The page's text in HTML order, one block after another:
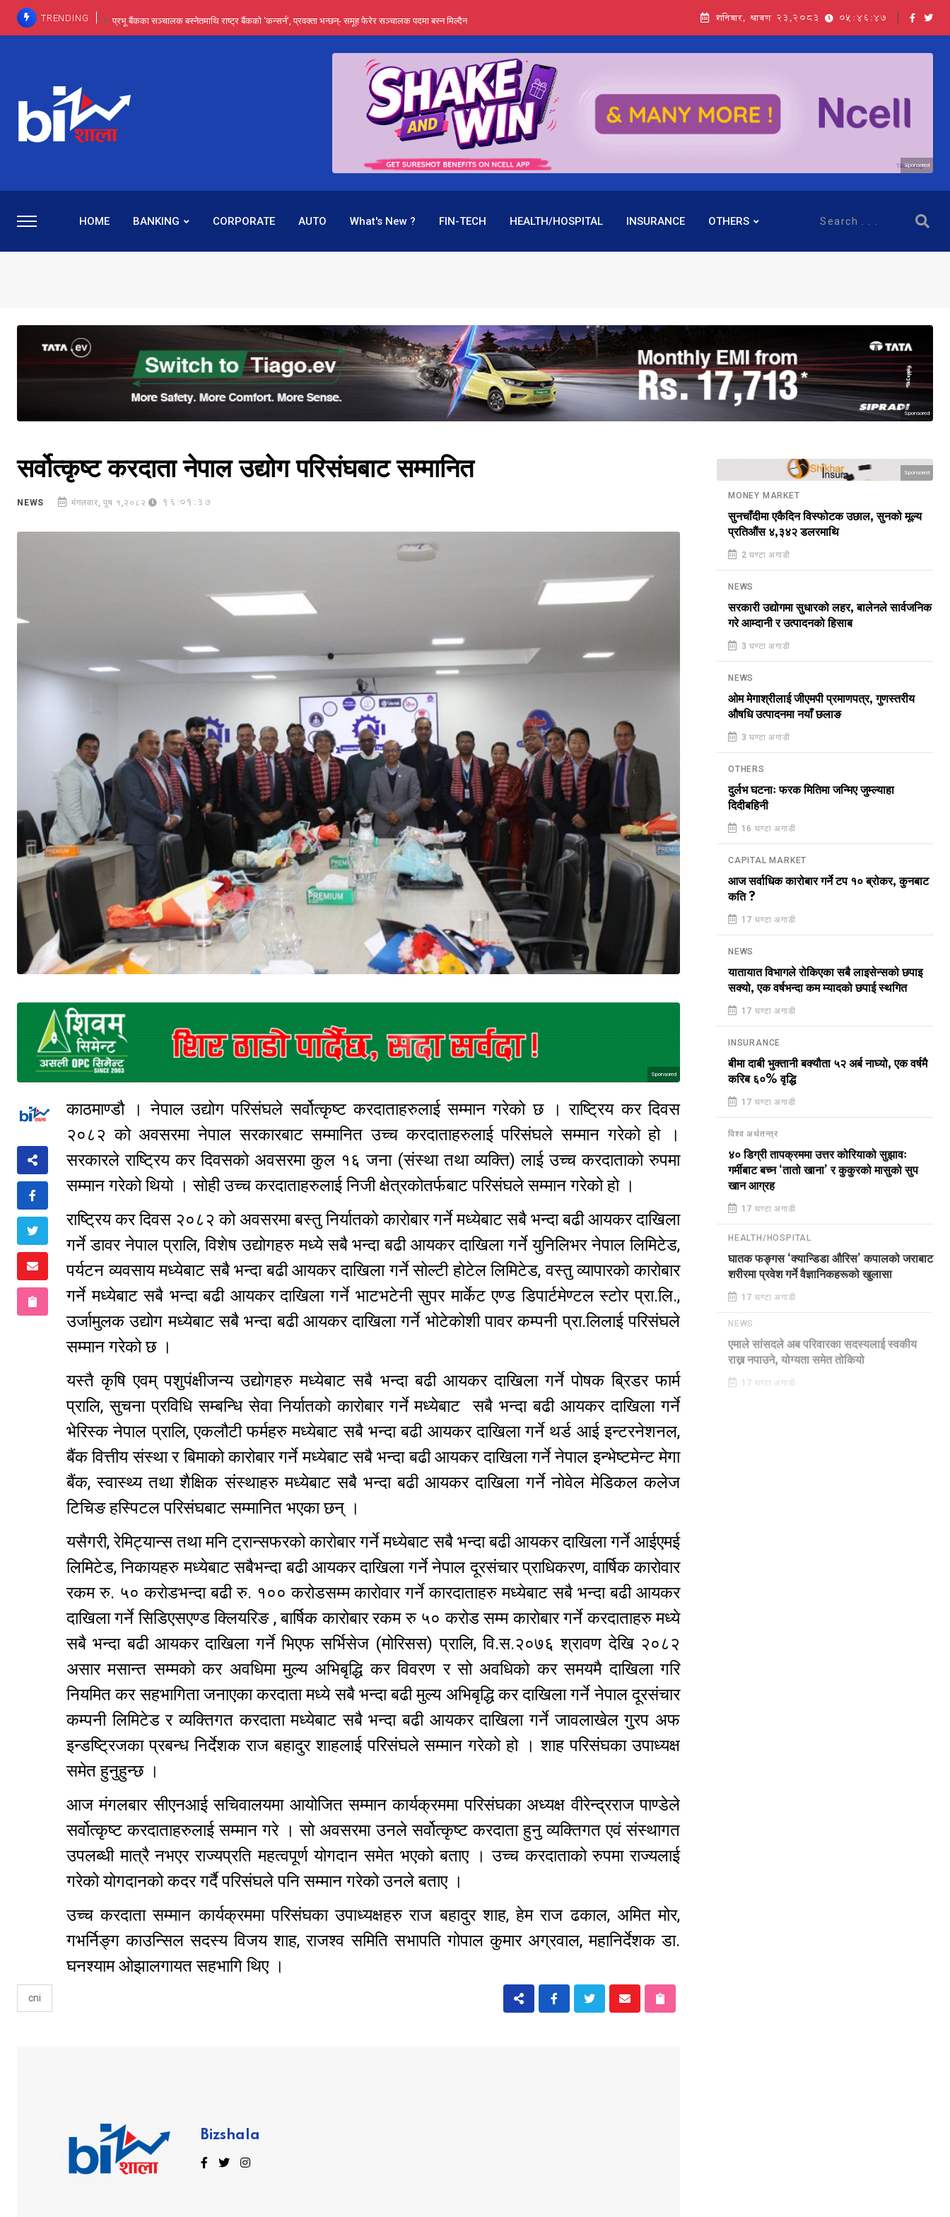
TRENDING प्रभू बैंकका सञ्चालक बस्नेतमाथि राष्ट्र बैंकको ‘कन्सर्न’, प्रवक्ता भन्छन्- समूह फेरेर सञ्चालक पदमा बस्न मिल्दैन
प्रभू बैंकमा सेञ्चुरीबाट आएका कर्मचारीमाथि हदैसम्मको विभेदः एउटै पदमा दुई थरि तलब, वर्षमै ९२ हजार घाटा !
कमाइमा गरिमाको दमदार छलाङ, सेयरधनीलाई २० प्रतिशत लाभांश दिने क्षमता
प्रभु बैंकमा रमिता : सर्वसाधारणबाट छिरेका बस्नेत संस्थापक बनेर निरन्तर, राष्ट्र बैंक किन मौन ?
शनिबार, श्रावण २३,२०८३ 05:46:49
Sponsored
HOME BANKING CORPORATE AUTO What's New ? FIN-TECH HEALTH/HOSPITAL INSURANCE OTHERS
Sponsored
सर्वोत्कृष्ट करदाता नेपाल उद्योग परिसंघबाट सम्मानित
NEWS मंगलवार, पुष १,२०८२ 16:01:37
Sponsored
काठमाण्डौ । नेपाल उद्योग परिसंघले सर्वोत्कृष्ट करदाताहरुलाई सम्मान गरेको छ । राष्ट्रिय कर दिवस
२०८२ को अवसरमा नेपाल सरकारबाट सम्मानित उच्च करदाताहरुलाई परिसंघले सम्मान गरेको हो ।
सरकारले राष्ट्रिय कर दिवसको अवसरमा कुल १६ जना (संस्था तथा व्यक्ति) लाई उच्च करदाताको रुपमा
सम्मान गरेको थियो । सोही उच्च करदाताहरुलाई निजी क्षेत्रकोतर्फबाट परिसंघले सम्मान गरेको हो ।
राष्ट्रिय कर दिवस २०८२ को अवसरमा बस्तु निर्यातको कारोबार गर्ने मध्येबाट सबै भन्दा बढी आयकर दाखिला
गर्ने डावर नेपाल प्रालि, विशेष उद्योगहरु मध्ये सबै भन्दा बढी आयकर दाखिला गर्ने युनिलिभर नेपाल लिमिटेड,
पर्यटन व्यवसाय मध्येबाट सबै भन्दा बढी आयकर दाखिला गर्ने सोल्टी होटेल लिमिटेड, वस्तु व्यापारको कारोबार
गर्ने मध्येबाट सबै भन्दा बढी आयकर दाखिला गर्ने भाटभटेनी सुपर मार्केट एण्ड डिपार्टमेण्टल स्टोर प्रा.लि.,
उर्जामुलक उद्योग मध्येबाट सबै भन्दा बढी आयकर दाखिला गर्ने भोटेकोशी पावर कम्पनी प्रा.लिलाई परिसंघले
सम्मान गरेको छ ।
यस्तै कृषि एवम् पशुपंक्षीजन्य उद्योगहरु मध्येबाट सबै भन्दा बढी आयकर दाखिला गर्ने पोषक ब्रिडर फार्म
प्रालि, सुचना प्रविधि सम्बन्धि सेवा निर्यातको कारोबार गर्ने मध्येबाट सबै भन्दा बढी आयकर दाखिला गर्ने
भेरिस्क नेपाल प्रालि, एकलौटी फर्महरु मध्येबाट सबै भन्दा बढी आयकर दाखिला गर्ने थर्ड आई इन्टरनेशनल,
बैंक वित्तीय संस्था र बिमाको कारोबार गर्ने मध्येबाट सबै भन्दा बढी आयकर दाखिला गर्ने नेपाल इन्भेष्टमेन्ट मेगा
बैंक, स्वास्थ्य तथा शैक्षिक संस्थाहरु मध्येबाट सबै भन्दा बढी आयकर दाखिला गर्ने नोवेल मेडिकल कलेज
टिचिङ हस्पिटल परिसंघबाट सम्मानित भएका छन् ।
यसैगरी, रेमिट्यान्स तथा मनि ट्रान्सफरको कारोबार गर्ने मध्येबाट सबै भन्दा बढी आयकर दाखिला गर्ने आईएमई
लिमिटेड, निकायहरु मध्येबाट सबैभन्दा बढी आयकर दाखिला गर्ने नेपाल दूरसंचार प्राधिकरण, वार्षिक कारोवार
रकम रु. ५० करोडभन्दा बढी रु. १०० करोडसम्म कारोवार गर्ने कारदाताहरु मध्येबाट सबै भन्दा बढी आयकर
दाखिला गर्ने सिडिएसएण्ड क्लियरिङ , बार्षिक कारोबार रकम रु ५० करोड सम्म कारोबार गर्ने करदाताहरु मध्ये
सबै भन्दा बढी आयकर दाखिला गर्ने भिएफ सर्भिसेज (मोरिसस) प्रालि, वि.स.२०७६ श्रावण देखि २०८२
असार मसान्त सम्मको कर अवधिमा मुल्य अभिबृद्धि कर विवरण र सो अवधिको कर समयमै दाखिला गरि
नियमित कर सहभागिता जनाएका करदाता मध्ये सबै भन्दा बढी मुल्य अभिबृद्धि कर दाखिला गर्ने नेपाल दूरसंचार
कम्पनी लिमिटेड र व्यक्तिगत करदाता मध्येबाट सबै भन्दा बढी आयकर दाखिला गर्ने जावलाखेल गु्रप अफ
इन्डष्ट्रिजका प्रबन्ध निर्देशक राज बहादुर शाहलाई परिसंघले सम्मान गरेको हो । शाह परिसंघका उपाध्यक्ष
समेत हुनुहुन्छ ।
आज मंगलबार सीएनआई सचिवालयमा आयोजित सम्मान कार्यक्रममा परिसंघका अध्यक्ष वीरेन्द्रराज पाण्डेले
सर्वोत्कृष्ट करदाताहरुलाई सम्मान गरे । सो अवसरमा उनले सर्वोत्कृष्ट करदाता हुनु व्यक्तिगत एवं संस्थागत
उपलब्धी मात्रै नभएर राज्यप्रति महत्वपूर्ण योगदान समेत भएको बताए । उच्च करदाताको रुपमा राज्यलाई
गरेको योगदानको कदर गर्दै परिसंघले पनि सम्मान गरेको उनले बताए ।
उच्च करदाता सम्मान कार्यक्रममा परिसंघका उपाध्यक्षहरु राज बहादुर शाह, हेम राज ढकाल, अमित मोर,
गभर्निङ्ग काउन्सिल सदस्य विजय शाह, राजश्व समिति सभापति गोपाल कुमार अग्रवाल, महानिर्देशक डा.
घनश्याम ओझालगायत सहभागि थिए ।
cni
Bizshala
Sponsored
MONEY MARKET
सुनचाँदीमा एकैदिन विस्फोटक उछाल, सुनको मूल्य
प्रतिऔंस ४,३४२ डलरमाथि
2 घण्टा अगाडी
NEWS
सरकारी उद्योगमा सुधारको लहर, बालेनले सार्वजनिक
गरे आम्दानी र उत्पादनको हिसाब
3 घण्टा अगाडी
NEWS
ओम मेगाश्रीलाई जीएमपी प्रमाणपत्र, गुणस्तरीय
औषधि उत्पादनमा नयाँ छलाङ
3 घण्टा अगाडी
OTHERS
दुर्लभ घटनाः फरक मितिमा जन्मिए जुम्ल्याहा
दिदीबहिनी
16 घण्टा अगाडी
CAPITAL MARKET
आज सर्वाधिक कारोबार गर्ने टप १० ब्रोकर, कुनबाट
कति ?
17 घण्टा अगाडी
NEWS
यातायात विभागले रोकिएका सबै लाइसेन्सको छपाइ
सक्यो, एक वर्षभन्दा कम म्यादको छपाई स्थगित
17 घण्टा अगाडी
INSURANCE
बीमा दाबी भुक्तानी बक्यौता ५२ अर्ब नाघ्यो, एक वर्षमै
करिब ६०% वृद्धि
17 घण्टा अगाडी
विश्व अर्थतन्त्र
४० डिग्री तापक्रममा उत्तर कोरियाको सुझावः
गर्मीबाट बच्न ‘तातो खाना’ र कुकुरको मासुको सुप
खान आग्रह
17 घण्टा अगाडी
HEALTH/HOSPITAL
घातक फङ्गस ‘क्यान्डिडा औरिस’ कपालको जराबाट
शरीरमा प्रवेश गर्ने वैज्ञानिकहरूको खुलासा
17 घण्टा अगाडी
एमाले सांसदले अब परिवारका सदस्यलाई स्वकीय
राख्न नपाउने, योग्यता समेत तोकियो